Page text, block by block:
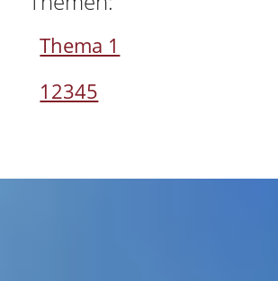
Thema 1
12345